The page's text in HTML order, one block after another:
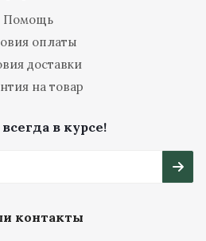
Помощь
оплаты
доставки
на товар
в курсе!
контакты